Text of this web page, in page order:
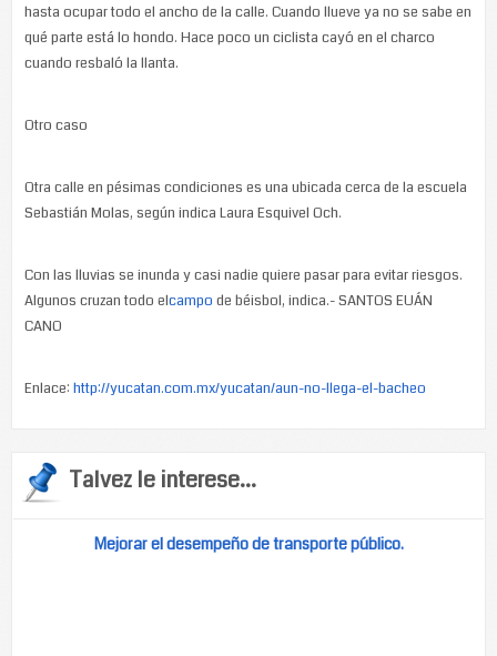
hasta ocupar todo el ancho de la calle. Cuando llueve ya no se sabe en
qué parte está lo hondo. Hace poco un ciclista cayó en el charco
cuando resbaló la llanta.
Otro caso
Otra calle en pésimas condiciones es una ubicada cerca de la escuela
Sebastián Molas, según indica Laura Esquivel Och.
Con las lluvias se inunda y casi nadie quiere pasar para evitar riesgos.
Algunos cruzan todo elcampo de béisbol, indica.- SANTOS EUÁN
CANO
Enlace: http://yucatan.com.mx/yucatan/aun-no-llega-el-bacheo
Talvez le interese...
Mejorar el desempeño de transporte público.